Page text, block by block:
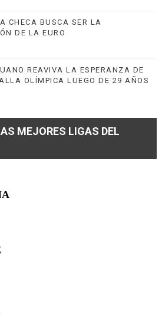
CHECA BUSCA SER LA
DE LA EURO
REAVIVA LA ESPERANZA DE
OLÍMPICA LUEGO DE 29 AÑOS
MEJORES LIGAS DEL